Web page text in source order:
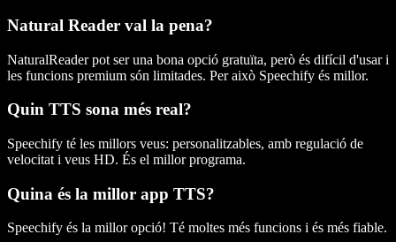
Natural Reader val la pena?
NaturalReader pot ser una bona opció gratuïta, però és difícil d'usar i
les funcions premium són limitades. Per això Speechify és millor.
Quin TTS sona més real?
Speechify té les millors veus: personalitzables, amb regulació de
velocitat i veus HD. És el millor programa.
Quina és la millor app TTS?
Speechify és la millor opció! Té moltes més funcions i és més fiable.